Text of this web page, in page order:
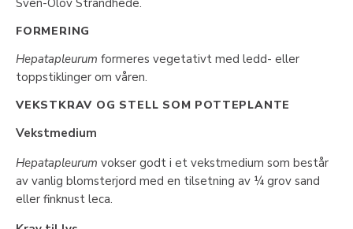
FORMERING
Hepatapleurum formeres vegetativt med ledd- eller
toppstiklinger om våren.
VEKSTKRAV OG STELL SOM POTTEPLANTE
Vekstmedium
Hepatapleurum vokser godt i et vekstmedium som består
av vanlig blomsterjord med en tilsetning av ¼ grov sand
eller finknust leca.